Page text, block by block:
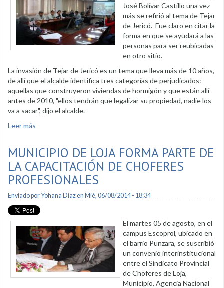
José Bolívar Castillo una vez
más se refirió al tema de Tejar
de Jericó. Fue claro en citar la
forma en que se ayudará a las
personas para ser reubicadas
en otro sitio.
La invasión de Tejar de Jericó es un tema que lleva más de 10 años,
de allí que el alcalde identifica tres categorías de perjudicados:
aquellas que construyeron viviendas de hormigón y que están allí
antes de 2010, "ellos tendrán que legalizar su propiedad, nadie los
va a sacar", dijo el alcalde.
Leer más
MUNICIPIO DE LOJA FORMA PARTE DE
LA CAPACITACIÓN DE CHOFERES
PROFESIONALES
Enviado porYohana Diazen Mié, 06/08/2014 - 18:34
El martes 05 de agosto, en el
campus Escoprol, ubicado en
el barrio Punzara, se suscribió
un convenio interinstitucional
entre el Sindicato Provincial
de Choferes de Loja,
Municipio, Agencia Nacional